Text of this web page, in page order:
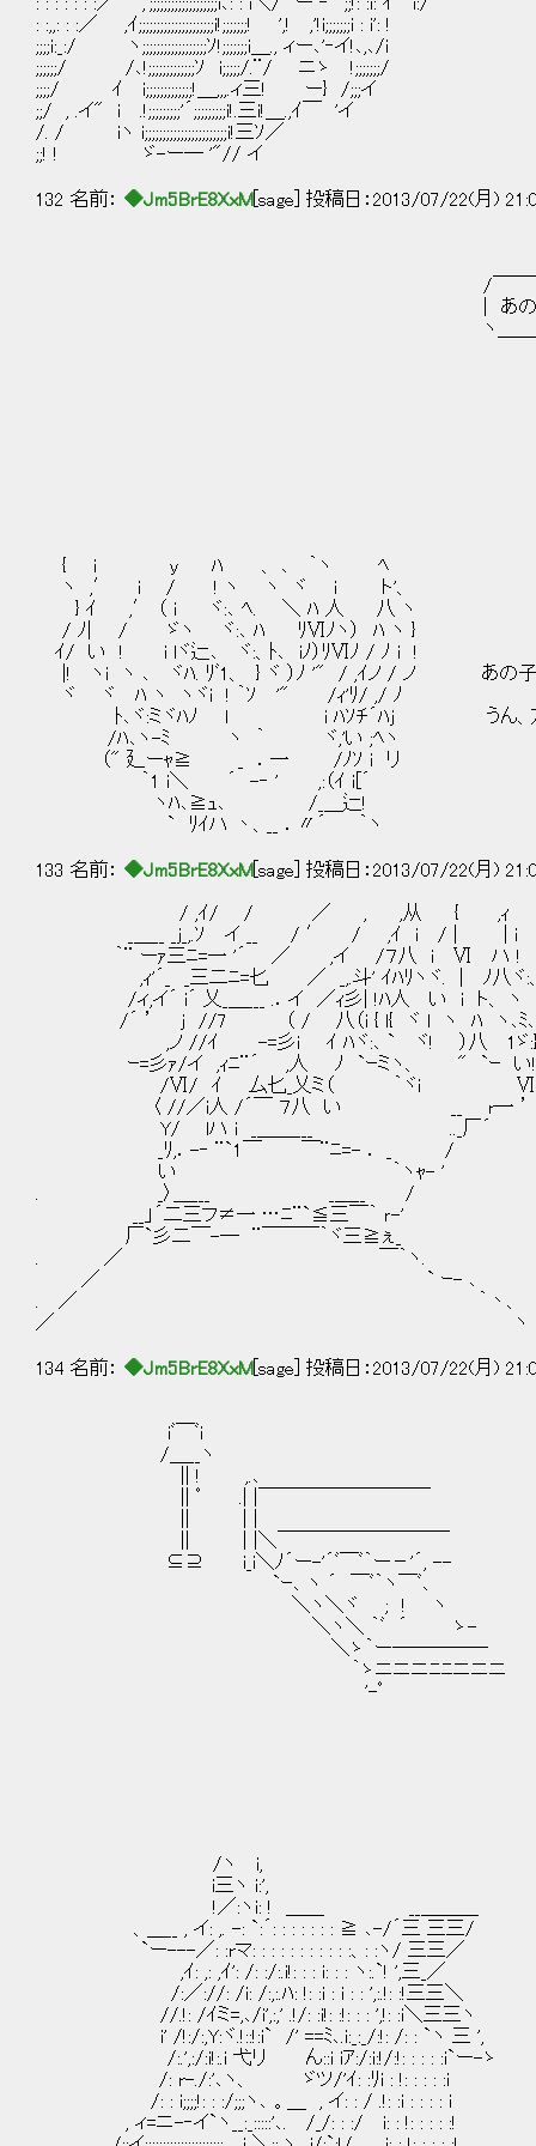
: :,,: : :／ ,ｲ;;;;;;;;;;;;;;;;;;;;;i!;;;;;;;! ',! ,'!i;;;;;;;i : i': !
;;;;i:_:/ ヽ;;;;;;;;;;;;;;;;;;ｿ!;;;;;;;i＿., ィー､'‐イ!､,､/i
;;;;;;/ /､!;;;;;;;;;;;;;ｿ i;;;;;/.¨/ ニゝ !;;;;;;;/
;;;;/ ｲ i;;;;;;;;;;;;;!＿,,,.ィ三! ー} /;;;イ
;;/ , .イ" i .!;;;;;;;;;'´;;;;;;;;;i!.三i!＿.,ｲ￣ 'イ
/. / iヽ i;;;;;;;;;;;;;;;;;;;;;;;i!三ｿ／
;;! ! ゞ-ー― '"// イ
132 名前： ◆Jm5BrE8XxM [sage] 投稿日：2013/07/22(月)
/￣￣￣￣￣￣￣￣￣￣￣￣
| あのね、頭を押すとピカッ
ヽ＿＿＿＿＿＿＿＿＿＿＿
{ ｉ y ﾊ 、 ､ ｀ヽ ﾍ
ヽ ,′ i / ! ヽ ヽ ヾ i ト'、
} ｲ ,′ （ i ヾ:､ ﾍ. ＼ ﾊ 人 八 ヽ
/ ﾉ| / ゞヽ ヾ:､ ﾊ ﾘⅥﾉヽ） ﾊ ヽ }
ｲ/ い ! i lヾ辷､ ヾ:、ﾄ､ iﾉ）ﾘⅥﾉ / ﾉ i !
|! ヽi ヽ ､ ヾﾊ. ﾘﾞ1、 } ヾ ）ﾉ '" / ,ｲノ / ノ あの子
ヾ ヾ ﾊ ヽ ヽヾi ! ｀ｿ '" /ｨ'ﾘ/ ,/ ﾉ
ﾄ､ヾ:ミヾﾊﾉ l i ﾊｿﾁ´ﾊj うん、友達と仲良
/ﾊ､ヽ-ﾐ ヽ ｀ ヾ,'い ;ﾍヽ
（" 廴ーｬ≧ _ ．一 /ﾉｿ i リ
｀1 i＼ ´ -‐ ' ,:（ｲ i[´
ヽﾊ､≧ｭ､ /_＿辷!
` ﾘｲハ 丶、__ ．〃´ ｀ヽ
133 名前： ◆Jm5BrE8XxM [sage] 投稿日：2013/07/22(月)
/ ,ｲ/ / ／ , ,从 { ,ｨ ﾊ. ﾘ
_＿__ _j_,.ｿ イ __ / ′ / ,ｲ i / | |
｀¨ ーｧ三ﾆ=一 '´ ／ ,イ /７八 i Ⅵ ハ !
,ｨ'´_ _三二ﾆ=匕 ／ _,.斗' ｲﾊﾘヽヾ. | ﾉ八ヾ:
/ィ,イ´ i´ 乂_＿___ .．イ ／ｨ彡| !ﾊ人 い i ト、 ヽ
/´ ’ j //7 （ / 八（i { l{ ヾ l ヽ ﾊ ヽ､ﾐ､
,ノ //ｲ -=彡i ｲ ﾊヾ:､ ` ヾ! ）八 1ゞ:}｀
ｰ=彡ｧ/イ ,ｨﾆ¨´ ,人 ﾉ `ｰミヽ、 " `ｰ い
/Ⅵ/ ｲ 厶匕_乂ミ（ ｀ヾi
〈 //／i人 /´￣ ７八 い __ r一 ’
Y/ lハ i _＿＿___ .._厂´
_ﾘ,．-‐ ¨`1￣ ￣¨ﾆ=- ． _ / できれば、
い ｀ヽｬ- '
. _〉＿___ _＿__ /
__」´二三フ≠一 …ﾆ¨`≦三￣｀ ｒ-'
厂`彡二￣-― ¨￣￣￣｀ヾ三≧ぇ_
. ／ ￣｀ヽ.
／ ` ｰ- ､
. ／ ｀丶、
／ ヽ
134 名前： ◆Jm5BrE8XxM [sage] 投稿日：2013/07/22(月)
iﾞ￣ﾞi
/＿__ヽ
|| ! ,.､
|| ﾟ .| |￣￣￣￣￣￣￣￣￣
|| | |＼￣￣￣￣￣￣￣￣￣
⊆⊇ i_i＼ﾉ´ー-'´ﾞ￣ﾞ｀ー－'´, --
`ｰ､ ヽ ´ ￣ﾞ｀ヽ￣ﾞ､
＼ヽ＼ヾ ; ! ヽ
＼ヽ＼ ｀ﾞ ´ ゝ-
＼ゝ｀ー─────
｀ゝニニニﾆﾆニニニ
'-ﾟ
/ヽ i,
i三ヽ i:',
!／:ヽi: ! ＿＿ __＿＿＿
、＿__ , イ: ,. -: `:´: : : : : : : ≧ ､-/´三 三三/
`ー---／: :rマ: : : : : : : : : : :、: :ヽ/ 三三／
,ｲ: ,: ,ｲ': /: :/:.i!: : : i: : : ヽ:.`! ',三_／
/:／://: /i: /:,:.ﾊ: !: :i : i : : ',:.!: :!三三＼
//.!: /ｲミ=,､/i',:,' .!/: :i!: :!: : : ',!: :i＼三三ヽ
i' /!:/:,Y:ヾ.!::!:i` /' ==ﾐ､.i:_:_/:!: /: : `ヽ 三 ',
/:.',:/:i!:.i 弋リ ん::i iｱ:/:i:!/:!: : : : :i`ー-ゝ
/: r-./:'､ヽ、 ゞツ/'ｲ: :ﾘi : !: : : : :i
/: : i;;;;!: : :/;;;ヽ､ 。＿ , イ: : / .!: :i : : : : i
, ィ=ニ-‐イ`ヽ__:_:::::'､. /_/: : :/ i: : !: : : : :! こ